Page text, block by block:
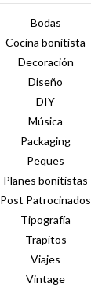
Bodas
Cocina bonitista
Decoración
Diseño
DIY
Música
Packaging
Peques
Planes bonitistas
Post Patrocinados
Tipografía
Trapitos
Viajes
Vintage